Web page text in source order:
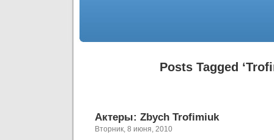
Posts Tagged
Актеры: Zbych Trofimiuk
Вторник, 8 июня, 2010